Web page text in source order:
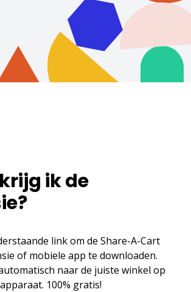
ik de
link om de Share-A-Cart
of mobiele app te downloaden.
naar de juiste winkel op
100% gratis!